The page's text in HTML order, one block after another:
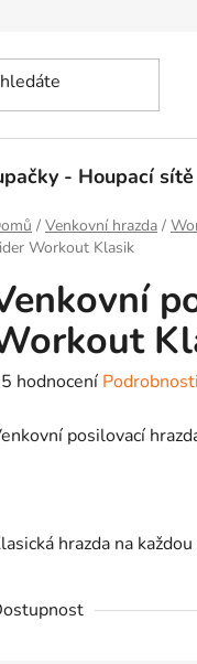
- Houpací sítě
/ Venkovní hrazda /
Workout Klasik
hodnocení
posilovací
hrazda na